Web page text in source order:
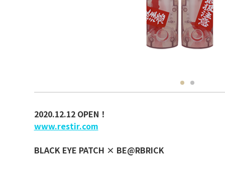
2020.12.12 OPEN！
www.restir.com
BLACK EYE PATCH × BE@RBRICK